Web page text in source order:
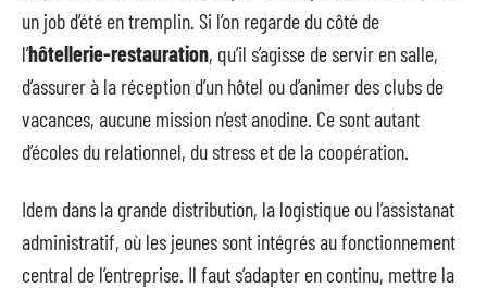
un job d’été en tremplin. Si l’on regarde du côté de
l’hôtellerie-restauration, qu’il s’agisse de servir en salle,
d’assurer à la réception d’un hôtel ou d’animer des clubs de
vacances, aucune mission n’est anodine. Ce sont autant
d’écoles du relationnel, du stress et de la coopération.
Idem dans la grande distribution, la logistique ou l’assistanat
administratif, où les jeunes sont intégrés au fonctionnement
central de l’entreprise. Il faut s’adapter en continu, mettre la